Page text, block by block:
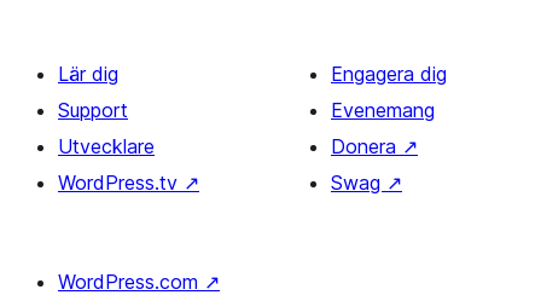
Lär dig
Support
Utvecklare
WordPress.tv ↗
Engagera dig
Evenemang
Donera ↗
Swag ↗
WordPress.com ↗